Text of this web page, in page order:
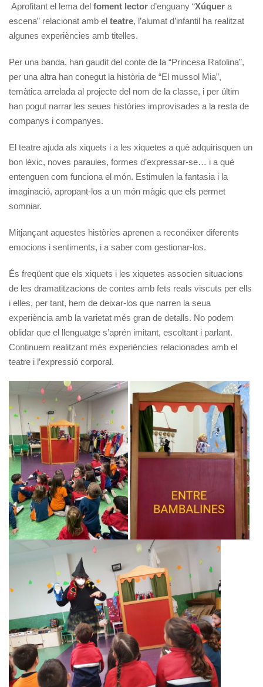
Aprofitant el lema del foment lector d’enguany “Xúquer a
escena” relacionat amb el teatre, l’alumat d’infantil ha realitzat
algunes experiències amb titelles.
Per una banda, han gaudit del conte de la “Princesa Ratolina”,
per una altra han conegut la història de “El mussol Mia”,
temàtica arrelada al projecte del nom de la classe, i per últim
han pogut narrar les seues històries improvisades a la resta de
companys i companyes.
El teatre ajuda als xiquets i a les xiquetes a què adquirisquen un
bon lèxic, noves paraules, formes d’expressar-se… i a què
entenguen com funciona el món. Estimulen la fantasia i la
imaginació, apropant-los a un món màgic que els permet
somniar.
Mitjançant aquestes històries aprenen a reconéixer diferents
emocions i sentiments, i a saber com gestionar-los.
És freqüent que els xiquets i les xiquetes associen situacions
de les dramatitzacions de contes amb fets reals viscuts per ells
i elles, per tant, hem de deixar-los que narren la seua
experiència amb la varietat més gran de detalls. No podem
oblidar que el llenguatge s’aprén imitant, escoltant i parlant.
Continuem realitzant més experiències relacionades amb el
teatre i l’expressió corporal.